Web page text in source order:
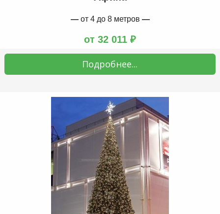
—от 4 до 8 метров —
от 32 011 ₽
Подробнее...